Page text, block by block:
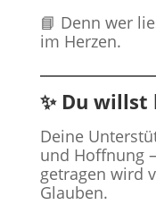
📘 Denn wer
im Herzen.
✨ Du willst
Deine
und Hoffnung
getragen wird
Glauben.